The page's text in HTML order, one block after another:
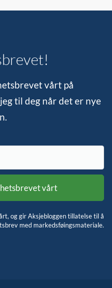
vårt på
til deg når det er nye
og gir Aksjebloggen tillatelse til å
med markedsføingsmateriale.